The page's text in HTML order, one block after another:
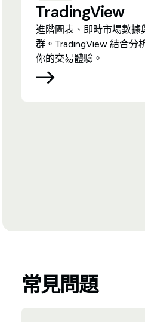
TradingView
進階圖表、即時市場數據
群。TradingView 結合分
你的交易體驗。
常見問題